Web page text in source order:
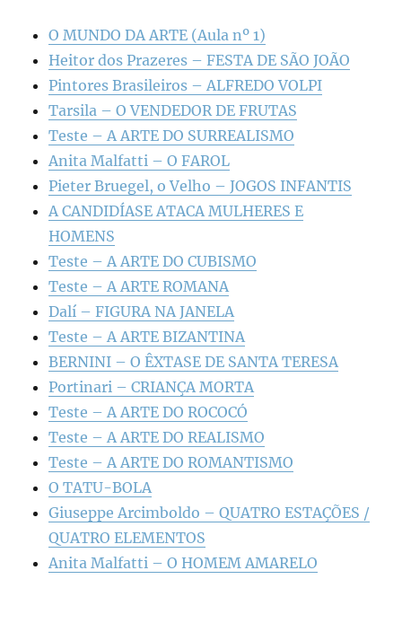
O MUNDO DA ARTE (Aula nº 1)
Heitor dos Prazeres – FESTA DE SÃO JOÃO
Pintores Brasileiros – ALFREDO VOLPI
Tarsila – O VENDEDOR DE FRUTAS
Teste – A ARTE DO SURREALISMO
Anita Malfatti – O FAROL
Pieter Bruegel, o Velho – JOGOS INFANTIS
A CANDIDÍASE ATACA MULHERES E
HOMENS
Teste – A ARTE DO CUBISMO
Teste – A ARTE ROMANA
Dalí – FIGURA NA JANELA
Teste – A ARTE BIZANTINA
BERNINI – O ÊXTASE DE SANTA TERESA
Portinari – CRIANÇA MORTA
Teste – A ARTE DO ROCOCÓ
Teste – A ARTE DO REALISMO
Teste – A ARTE DO ROMANTISMO
O TATU-BOLA
Giuseppe Arcimboldo – QUATRO ESTAÇÕES /
QUATRO ELEMENTOS
Anita Malfatti – O HOMEM AMARELO